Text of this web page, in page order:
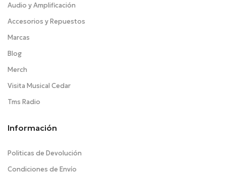
Audio y Amplificación
Accesorios y Repuestos
Marcas
Blog
Merch
Visita Musical Cedar
Tms Radio
Información
Politicas de Devolución
Condiciones de Envío